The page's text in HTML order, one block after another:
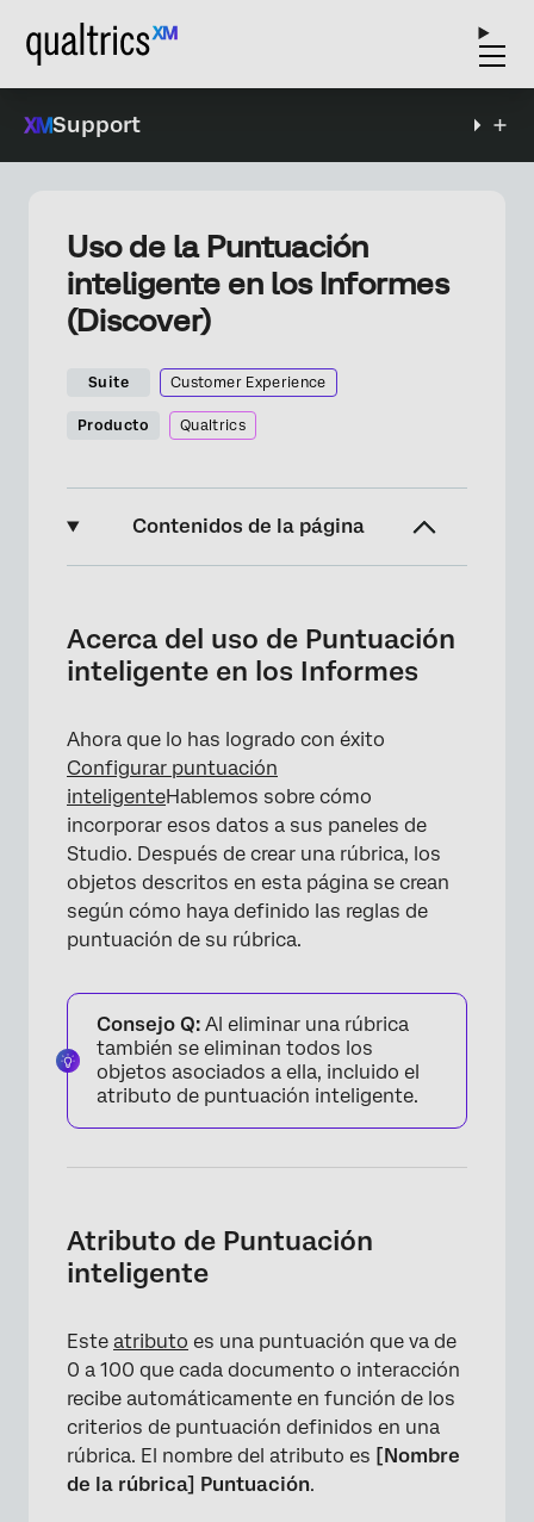
Support
Uso de la Puntuación
inteligente en los Informes
(Discover)
Suite Customer Experience
Producto Qualtrics
Contenidos de la página
Atributo de Puntuación inteligente
Métricas de aprobación y reprobación
Alerta de tarjetas de puntuación
Acerca del uso de Puntuación
inteligente en los Informes
Ahora que lo has logrado con éxito
Configurar puntuación
inteligenteHablemos sobre cómo
incorporar esos datos a sus paneles de
Studio. Después de crear una rúbrica, los
objetos descritos en esta página se crean
según cómo haya definido las reglas de
puntuación de su rúbrica.
Consejo Q: Al eliminar una rúbrica
también se eliminan todos los
objetos asociados a ella, incluido el
atributo de puntuación inteligente.
Atributo de Puntuación
inteligente
Este atributo es una puntuación que va de
0 a 100 que cada documento o interacción
recibe automáticamente en función de los
criterios de puntuación definidos en una
rúbrica. El nombre del atributo es [Nombre
de la rúbrica] Puntuación.